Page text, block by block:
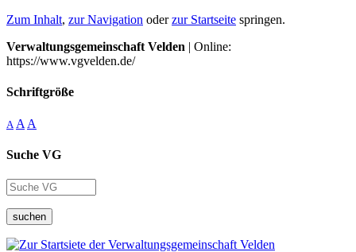
Zum Inhalt, zur Navigation oderzur Startseite springen.
Verwaltungsgemeinschaft Velden | Online:
https://www.vgvelden.de/
Schriftgröße
A A A
Suche VG
suchen